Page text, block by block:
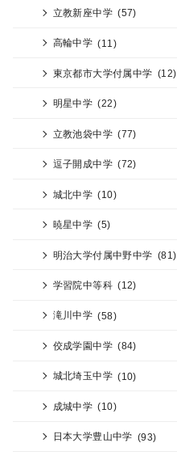
立教新座中学 (57)
高輪中学 (11)
東京都市大学付属中学 (12)
明星中学 (22)
立教池袋中学 (77)
逗子開成中学 (72)
城北中学 (10)
暁星中学 (5)
明治大学付属中野中学 (81)
学習院中等科 (12)
滝川中学 (58)
佼成学園中学 (84)
城北埼玉中学 (10)
成城中学 (10)
日本大学豊山中学 (93)